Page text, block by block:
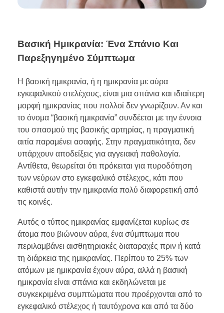
Βασική Ημικρανία: Ένα Σπάνιο Και
Παρεξηγημένο Σύμπτωμα
Η βασική ημικρανία, ή η ημικρανία με αύρα
εγκεφαλικού στελέχους, είναι μια σπάνια και ιδιαίτερη
μορφή ημικρανίας που πολλοί δεν γνωρίζουν. Αν και
το όνομα “βασική ημικρανία” συνδέεται με την έννοια
του σπασμού της βασικής αρτηρίας, η πραγματική
αιτία παραμένει ασαφής. Στην πραγματικότητα, δεν
υπάρχουν αποδείξεις για αγγειακή παθολογία.
Αντίθετα, θεωρείται ότι πρόκειται για πυροδότηση
των νεύρων στο εγκεφαλικό στέλεχος, κάτι που
καθιστά αυτήν την ημικρανία πολύ διαφορετική από
τις κοινές.
Αυτός ο τύπος ημικρανίας εμφανίζεται κυρίως σε
άτομα που βιώνουν αύρα, ένα σύμπτωμα που
περιλαμβάνει αισθητηριακές διαταραχές πριν ή κατά
τη διάρκεια της ημικρανίας. Περίπου το 25% των
ατόμων με ημικρανία έχουν αύρα, αλλά η βασική
ημικρανία είναι σπάνια και εκδηλώνεται με
συγκεκριμένα συμπτώματα που προέρχονται από το
εγκεφαλικό στέλεχος ή ταυτόχρονα και από τα δύο